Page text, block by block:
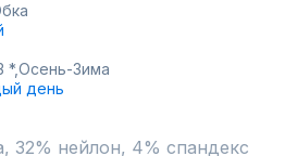
*,Осень-Зима
день
32% нейлон, 4% спандекс